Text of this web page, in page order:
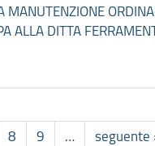
ALLA DITTA
8 9 … seguente